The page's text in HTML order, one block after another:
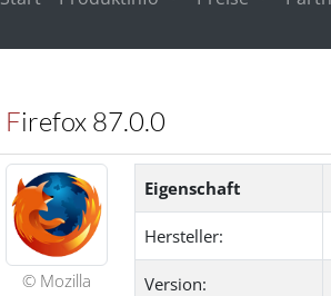
Firefox 87.0.0
© Mozilla
Eigenschaft
Hersteller:
Version: